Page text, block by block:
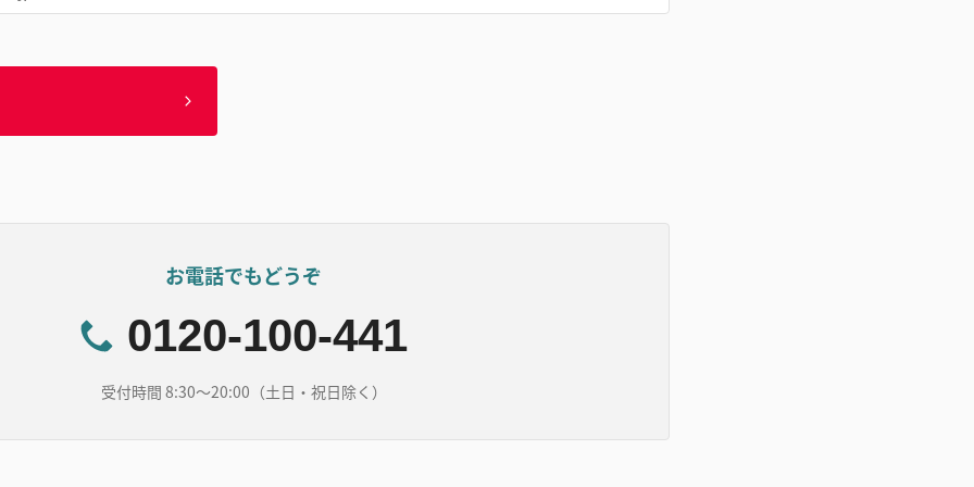
お電話でもどうぞ
0120-100-441
受付時間 8:30～20:00（土日・祝日除く）